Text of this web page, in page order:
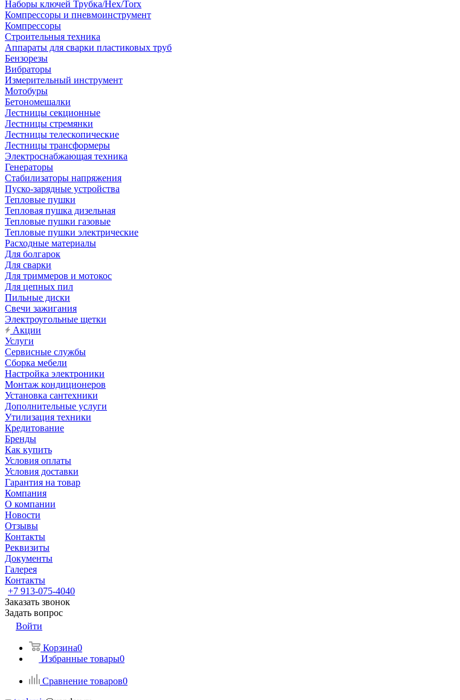
Наборы ключей Трубка/Hex/Torx
Компрессоры и пневмоинструмент
Компрессоры
Строительныя техника
Аппараты для сварки пластиковых труб
Бензорезы
Вибраторы
Измерительный инструмент
Мотобуры
Бетономешалки
Лестницы секционные
Лестницы стремянки
Лестницы телескопические
Лестницы трансформеры
Электроснабжающая техника
Генераторы
Стабилизаторы напряжения
Пуско-зарядные устройства
Тепловые пушки
Тепловая пушка дизельная
Тепловые пушки газовые
Тепловые пушки электрические
Расходные материалы
Для болгарок
Для сварки
Для триммеров и мотокос
Для цепных пил
Пильные диски
Свечи зажигания
Электроугольные щетки
Акции
Услуги
Сервисные службы
Сборка мебели
Настройка электроники
Монтаж кондиционеров
Установка сантехники
Дополнительные услуги
Утилизация техники
Кредитование
Бренды
Как купить
Условия оплаты
Условия доставки
Гарантия на товар
Компания
О компании
Новости
Отзывы
Контакты
Реквизиты
Документы
Галерея
Контакты
+7 913-075-4040
Заказать звонок
Задать вопрос
Войти
Корзина0
Избранные товары0
Сравнение товаров0